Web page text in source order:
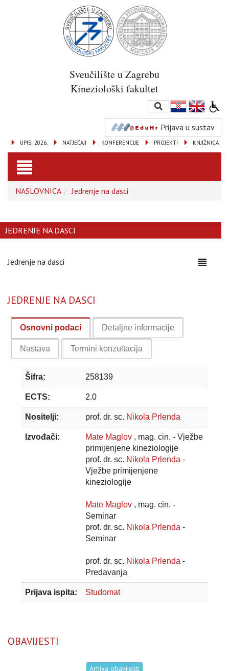
Sveučilište u Zagrebu
Kineziološki fakultet
Prijava u sustav
KNJIŽNICA
PROJEKTI
KONFERENCIJE
NATJEČAJI
UPISI 2026.
Toggle
navigation
NASLOVNICA Jedrenje na dasci
JEDRENJE NA DASCI
Jedrenje na dasci
JEDRENJE NA DASCI
Osnovni podaci Detaljne informacije
Nastava Termini konzultacija
Šifra: 258139
ECTS: 2.0
Nositelji: prof. dr. sc. Nikola Prlenda
Izvođači: Mate Maglov , mag. cin. - Vježbe
primijenjene kineziologije
prof. dr. sc. Nikola Prlenda -
Vježbe primijenjene
kineziologije
Mate Maglov , mag. cin. -
Seminar
prof. dr. sc. Nikola Prlenda -
Seminar
prof. dr. sc. Nikola Prlenda -
Predavanja
Prijava ispita: Studomat
OBAVIJESTI
Arhiva obavijesti